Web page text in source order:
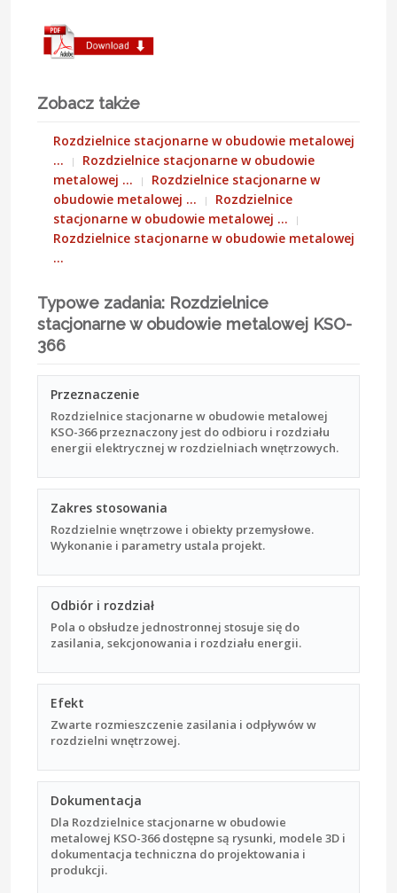
Zobacz także
Rozdzielnice stacjonarne w obudowie metalowej
…
Rozdzielnice stacjonarne w obudowie
metalowej …
Rozdzielnice stacjonarne w
obudowie metalowej …
Rozdzielnice
stacjonarne w obudowie metalowej …
Rozdzielnice stacjonarne w obudowie metalowej
…
Typowe zadania: Rozdzielnice
stacjonarne w obudowie metalowej KSO-
366
Przeznaczenie
Rozdzielnice stacjonarne w obudowie metalowej
KSO-366 przeznaczony jest do odbioru i rozdziału
energii elektrycznej w rozdzielniach wnętrzowych.
Zakres stosowania
Rozdzielnie wnętrzowe i obiekty przemysłowe.
Wykonanie i parametry ustala projekt.
Odbiór i rozdział
Pola o obsłudze jednostronnej stosuje się do
zasilania, sekcjonowania i rozdziału energii.
Efekt
Zwarte rozmieszczenie zasilania i odpływów w
rozdzielni wnętrzowej.
Dokumentacja
Dla Rozdzielnice stacjonarne w obudowie
metalowej KSO-366 dostępne są rysunki, modele 3D i
dokumentacja techniczna do projektowania i
produkcji.